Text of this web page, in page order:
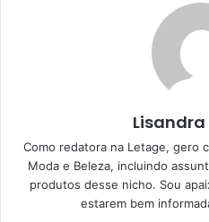
Lisandra
Como redatora na Letage, gero
Moda e Beleza, incluindo
produtos desse nicho. Sou
estarem bem